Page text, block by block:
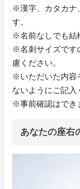
※漢字、カタカナ
す。
※名前なしでも結
※名刺サイズです
慮ください。
※いただいた内容
ないようにご記入
※事前確認はでき
あなたの座右